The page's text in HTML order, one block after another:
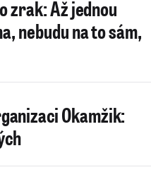
zrak: Až jednou
nebudu na to sám,
Okamžik: